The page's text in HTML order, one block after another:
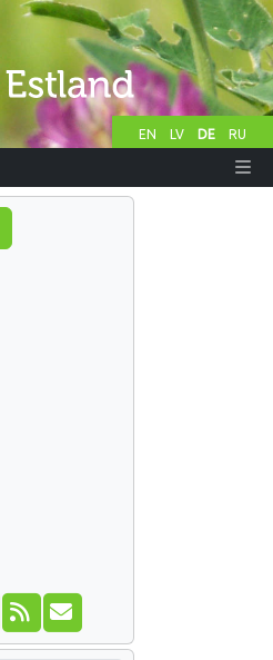
EN LV DE RU